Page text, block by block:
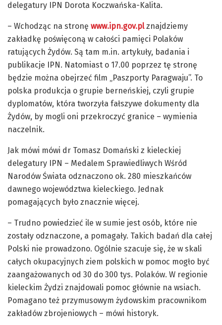
delegatury IPN Dorota Koczwańska-Kalita.
– Wchodząc na stronę www.ipn.gov.pl znajdziemy
zakładkę poświęconą w całości pamięci Polaków
ratujących Żydów. Są tam m.in. artykuły, badania i
publikacje IPN. Natomiast o 17.00 poprzez tę stronę
będzie można obejrzeć film „Paszporty Paragwaju”. To
polska produkcja o grupie berneńskiej, czyli grupie
dyplomatów, która tworzyła fałszywe dokumenty dla
Żydów, by mogli oni przekroczyć granice – wymienia
naczelnik.
Jak mówi mówi dr Tomasz Domański z kieleckiej
delegatury IPN – Medalem Sprawiedliwych Wśród
Narodów Świata odznaczono ok. 280 mieszkańców
dawnego województwa kieleckiego. Jednak
pomagających było znacznie więcej.
– Trudno powiedzieć ile w sumie jest osób, które nie
zostały odznaczone, a pomagały. Takich badań dla całej
Polski nie prowadzono. Ogólnie szacuje się, że w skali
całych okupacyjnych ziem polskich w pomoc mogło być
zaangażowanych od 30 do 300 tys. Polaków. W regionie
kieleckim Żydzi znajdowali pomoc głównie na wsiach.
Pomagano też przymusowym żydowskim pracownikom
zakładów zbrojeniowych – mówi historyk.